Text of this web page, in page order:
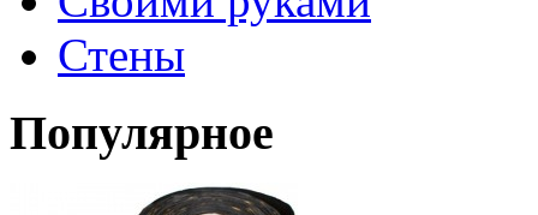
Стены
Популярное